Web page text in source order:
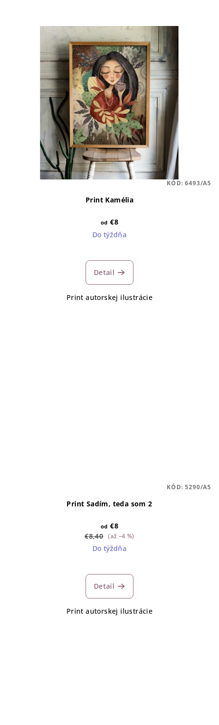
Print Kamélia
od €8
Do týždňa
Detail
Print autorskej ilustrácie
KÓD:6493/A5
Print Sadím, teda som 2
od €8
€8,40 (až –4 %)
Do týždňa
Detail
Print autorskej ilustrácie
KÓD:5290/A5